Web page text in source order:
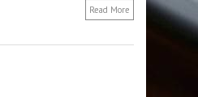
Read More